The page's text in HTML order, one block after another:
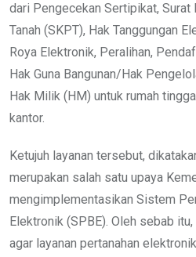
dari Pengecekan Sertipikat, Surat
Tanah (SKPT), Hak Tanggungan
Roya Elektronik, Peralihan,
Hak Guna Bangunan/Hak
Hak Milik (HM) untuk rumah
kantor.
Ketujuh layanan tersebut,
merupakan salah satu upaya
mengimplementasikan Sistem
Elektronik (SPBE). Oleh sebab
agar layanan pertanahan